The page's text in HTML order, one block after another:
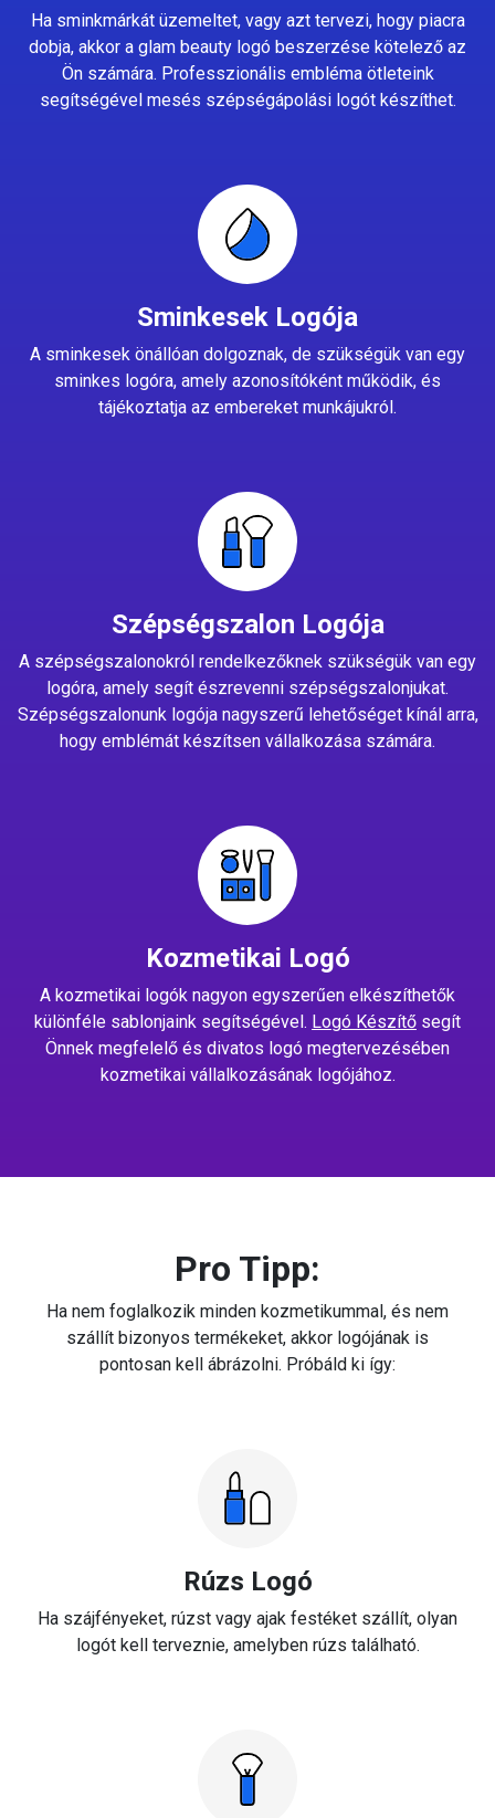
Ha sminkmárkát üzemeltet, vagy azt tervezi, hogy piacra
dobja, akkor a glam beauty logó beszerzése kötelező az
Ön számára. Professzionális embléma ötleteink
segítségével mesés szépségápolási logót készíthet.
Sminkesek Logója
A sminkesek önállóan dolgoznak, de szükségük van egy
sminkes logóra, amely azonosítóként működik, és
tájékoztatja az embereket munkájukról.
Szépségszalon Logója
A szépségszalonokról rendelkezőknek szükségük van egy
logóra, amely segít észrevenni szépségszalonjukat.
Szépségszalonunk logója nagyszerű lehetőséget kínál arra,
hogy emblémát készítsen vállalkozása számára.
Kozmetikai Logó
A kozmetikai logók nagyon egyszerűen elkészíthetők
különféle sablonjaink segítségével. Logó Készítő segít
Önnek megfelelő és divatos logó megtervezésében
kozmetikai vállalkozásának logójához.
Pro Tipp:
Ha nem foglalkozik minden kozmetikummal, és nem
szállít bizonyos termékeket, akkor logójának is
pontosan kell ábrázolni. Próbáld ki így:
Rúzs Logó
Ha szájfényeket, rúzst vagy ajak festéket szállít, olyan
logót kell terveznie, amelyben rúzs található.